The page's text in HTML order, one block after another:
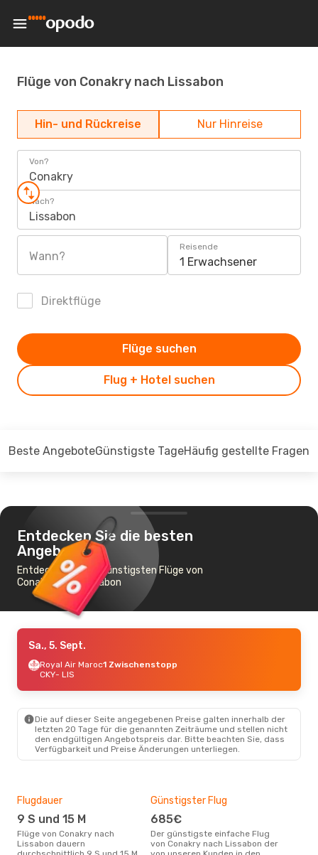
Flüge von Conakry nach Lissabon
Hin- und Rückreise Nur Hinreise
Von?
Conakry
Nach?
Lissabon
Wann?
Reisende
1 Erwachsener
Direktflüge
Flug + Hotel suchen
Flüge suchen
Beste AngeboteGünstigste TageHäufig gestellte Fragen
Entdecken Sie die besten
Angebote
Entdecken Sie die günstigsten Flüge von
Conakry nach Lissabon
Sa., 5. Sept.
Royal Air Maroc1 Zwischenstopp
CKY- LIS
Die auf dieser Seite angegebenen Preise galten innerhalb der
letzten 20 Tage für die genannten Zeiträume und stellen nicht
den endgültigen Angebotspreis dar. Bitte beachten Sie, dass
Verfügbarkeit und Preise Änderungen unterliegen.
Flugdauer
9 S und 15 M
Flüge von Conakry nach
Lissabon dauern
Günstigster Flug
685€
Der günstigste einfache Flug
von Conakry nach Lissabon der